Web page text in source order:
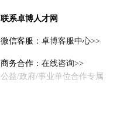
联系卓博人才网
微信客服： 卓博客服中心>>
商务合作： 在线咨询>>
公益/政府/事业单位合作专属